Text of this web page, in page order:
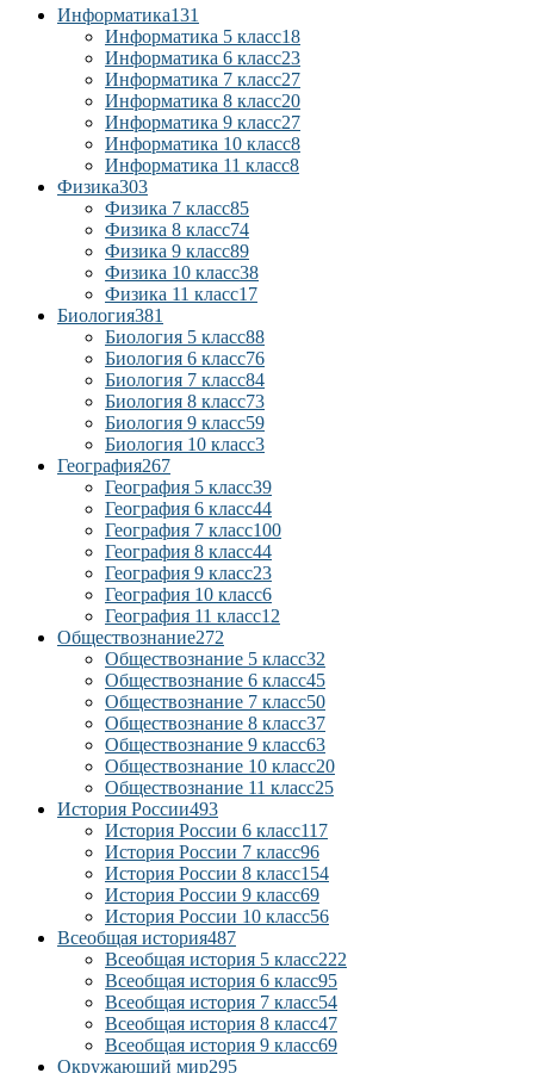
Информатика131
Информатика 5 класс18
Информатика 6 класс23
Информатика 7 класс27
Информатика 8 класс20
Информатика 9 класс27
Информатика 10 класс8
Информатика 11 класс8
Физика303
Физика 7 класс85
Физика 8 класс74
Физика 9 класс89
Физика 10 класс38
Физика 11 класс17
Биология381
Биология 5 класс88
Биология 6 класс76
Биология 7 класс84
Биология 8 класс73
Биология 9 класс59
Биология 10 класс3
География267
География 5 класс39
География 6 класс44
География 7 класс100
География 8 класс44
География 9 класс23
География 10 класс6
География 11 класс12
Обществознание272
Обществознание 5 класс32
Обществознание 6 класс45
Обществознание 7 класс50
Обществознание 8 класс37
Обществознание 9 класс63
Обществознание 10 класс20
Обществознание 11 класс25
История России493
История России 6 класс117
История России 7 класс96
История России 8 класс154
История России 9 класс69
История России 10 класс56
Всеобщая история487
Всеобщая история 5 класс222
Всеобщая история 6 класс95
Всеобщая история 7 класс54
Всеобщая история 8 класс47
Всеобщая история 9 класс69
Окружающий мир295